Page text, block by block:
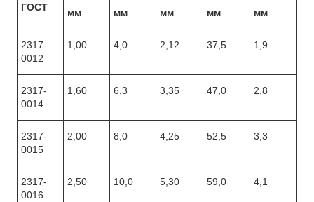
ГОСТ
мм мм мм мм мм
2317-
0012
1,00 4,0 2,12 37,5 1,9
2317-
0014
1,60 6,3 3,35 47,0 2,8
2317-
0015
2,00 8,0 4,25 52,5 3,3
2317-
0016
2,50 10,0 5,30 59,0 4,1